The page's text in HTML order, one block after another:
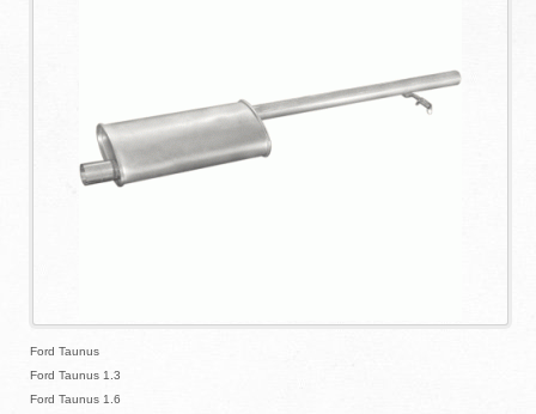
Ford Taunus
Ford Taunus 1.3
Ford Taunus 1.6